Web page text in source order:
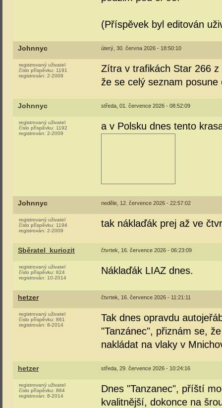
(Příspěvek byl editován
Johnnyc úterý, 30. června 2026 - 18:50:10
registrovaný uživatel
číslo příspěvku: 1191
registrován: 2-2009
Zítra v trafikách Star 266
že se celý seznam
Johnnyc středa, 01. července 2026 - 08:52:09
registrovaný uživatel
číslo příspěvku: 1192
registrován: 2-2009
a v Polsku dnes tento
Johnnyc neděle, 12. července 2026 - 22:57:02
registrovaný uživatel
číslo příspěvku: 1194
registrován: 2-2009
tak náklaďák prej až ve
Sběratel_kuriozit čtvrtek, 16. července 2026 - 06:23:09
registrovaný uživatel
číslo příspěvku: 824
registrován: 10-2014
Náklaďák LIAZ dnes.
hetzer čtvrtek, 16. července 2026 - 11:21:11
registrovaný uživatel
číslo příspěvku: 861
registrován: 8-2014
Tak dnes opravdu
"Tanzánec", přiznám se,
nakládat na vlaky v
hetzer středa, 29. července 2026 - 10:24:16
registrovaný uživatel
číslo příspěvku: 864
registrován: 8-2014
Dnes "Tanzanec", příští
kvalitnější, dokonce na